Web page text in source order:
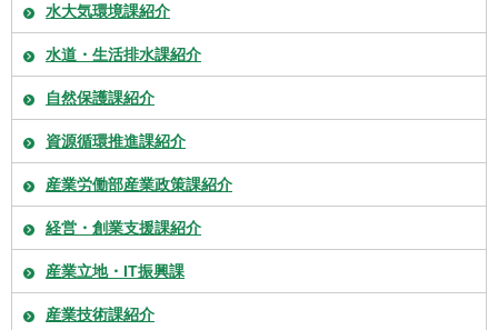
水大気環境課紹介
水道・生活排水課紹介
自然保護課紹介
資源循環推進課紹介
産業労働部産業政策課紹介
経営・創業支援課紹介
産業立地・IT振興課
産業技術課紹介